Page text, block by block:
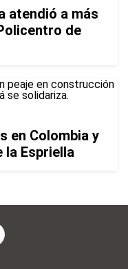
atendió a más
de
en Colombia y
la Espriella